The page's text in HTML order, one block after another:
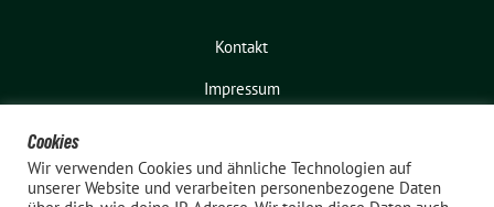
Kontakt
Impressum
Cookies
Wir verwenden Cookies und ähnliche Technologien auf
unserer Website und verarbeiten personenbezogene Daten